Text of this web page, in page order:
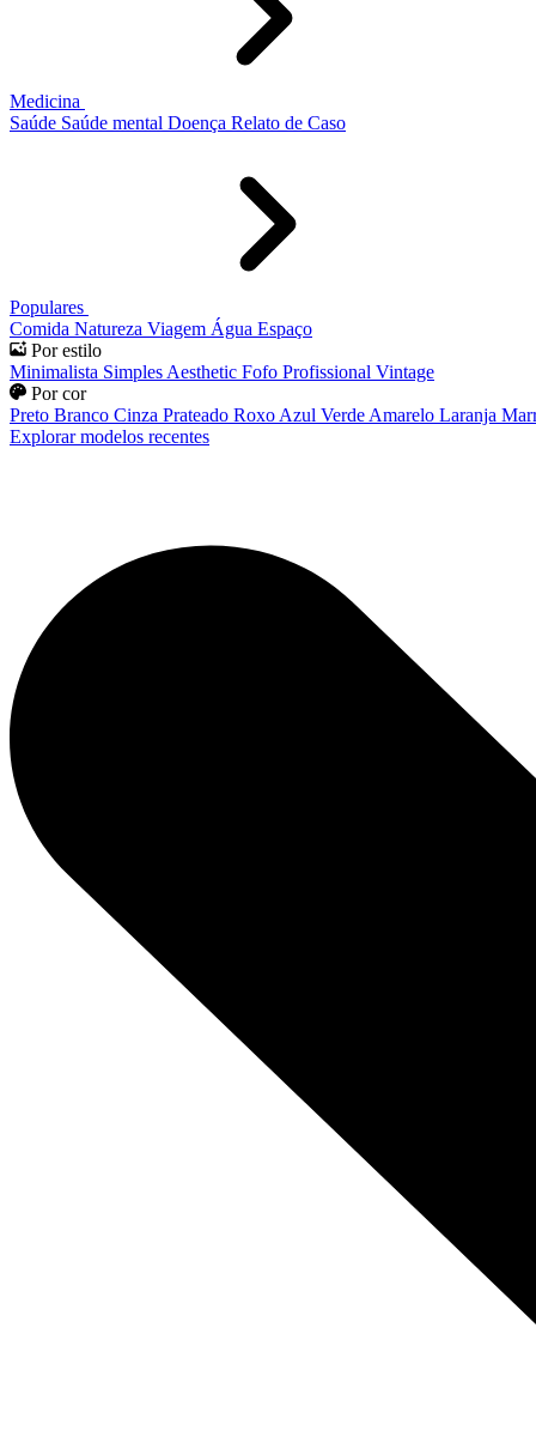
Medicina
Saúde Saúde mental Doença Relato de Caso
Populares
Comida Natureza Viagem Água Espaço
Por estilo
Minimalista Simples Aesthetic Fofo Profissional Vintage
Por cor
Preto Branco Cinza Prateado Roxo Azul Verde Amarelo Laranja
Explorar modelos recentes